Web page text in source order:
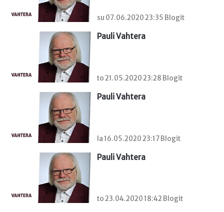
su 07.06.2020 23:35 Blogit
Pauli Vahtera
to 21.05.2020 23:28 Blogit
Pauli Vahtera
la 16.05.2020 23:17 Blogit
Pauli Vahtera
to 23.04.2020 18:42 Blogit